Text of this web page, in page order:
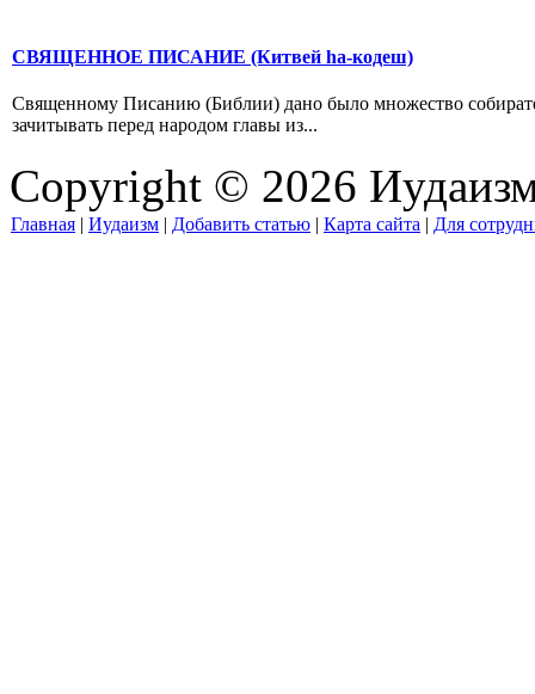
СВЯЩЕННОЕ ПИСАНИЕ (Китвей hа-кодеш)
Священному Писанию (Библии) дано было множество
зачитывать перед народом главы из...
Copyright © 2026
Главная | Иудаизм | Добавить статью | Карта сайта | Для